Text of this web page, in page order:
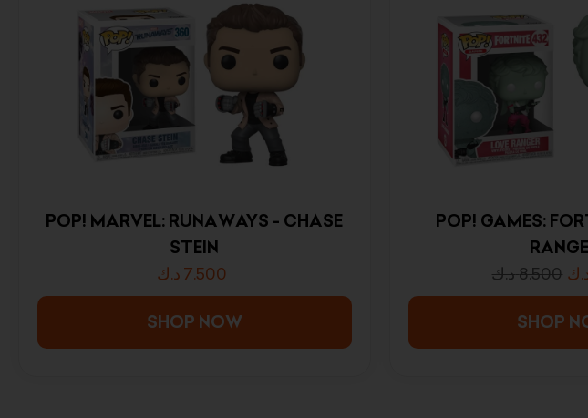
POP! MARVEL: RUNAWAYS - CHASE
STEIN
7.500 د.ك
SHOP NOW
POP! GAMES:
8.500د.ك
SHOP